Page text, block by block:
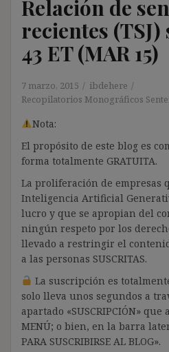
Relación de
recientes
43 ET (MAR 15)
7 marzo, 2015
ibdehere
Recopilatorios Monográficos
Nota:
El propósito de este blog es
forma totalmente GRATUITA.
La proliferación de empresas
Inteligencia Artificial
lucro y que se apropian del
ningún respeto por los
llevado a restringir el
a las personas SUSCRITAS.
La suscripción es
solo lleva unos segundos a
apartado «SUSCRIPCIÓN»
MENÚ; o bien, en la barra
PARA SUSCRIBIRSE AL BLOG».